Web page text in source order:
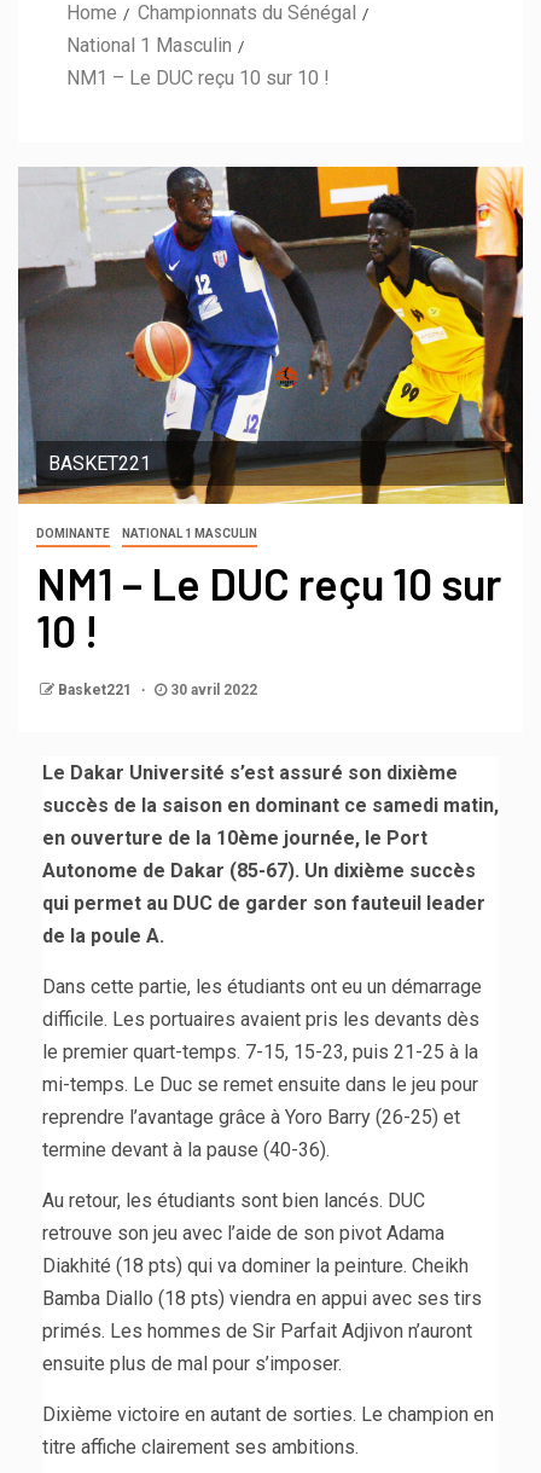
Home
Championnats du Sénégal
National 1 Masculin
NM1 – Le DUC reçu 10 sur 10 !
BASKET221
DOMINANTE NATIONAL 1 MASCULIN
NM1 – Le DUC reçu 10 sur
10 !
Basket221 30 avril 2022
Le Dakar Université s’est assuré son dixième
succès de la saison en dominant ce samedi matin,
en ouverture de la 10ème journée, le Port
Autonome de Dakar (85-67). Un dixième succès
qui permet au DUC de garder son fauteuil leader
de la poule A.
Dans cette partie, les étudiants ont eu un démarrage
difficile. Les portuaires avaient pris les devants dès
le premier quart-temps. 7-15, 15-23, puis 21-25 à la
mi-temps. Le Duc se remet ensuite dans le jeu pour
reprendre l’avantage grâce à Yoro Barry (26-25) et
termine devant à la pause (40-36).
Au retour, les étudiants sont bien lancés. DUC
retrouve son jeu avec l’aide de son pivot Adama
Diakhité (18 pts) qui va dominer la peinture. Cheikh
Bamba Diallo (18 pts) viendra en appui avec ses tirs
primés. Les hommes de Sir Parfait Adjivon n’auront
ensuite plus de mal pour s’imposer.
Dixième victoire en autant de sorties. Le champion en
titre affiche clairement ses ambitions.